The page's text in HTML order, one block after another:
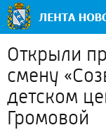
Открыли
смену
детском
Громовой